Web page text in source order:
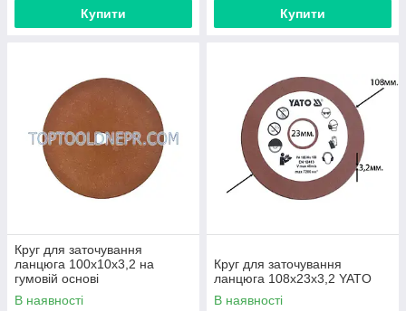
Купити Купити
Круг для заточування
ланцюга 100х10х3,2 на
гумовій основі
В наявності
Круг для заточування
ланцюга 108х23х3,2 YATO
В наявності